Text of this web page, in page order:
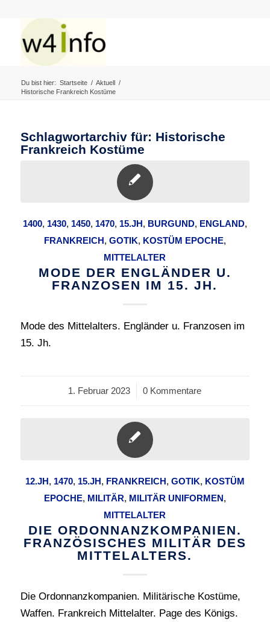
Du bist hier: Startseite / Aktuell /
Historische Frankreich Kostüme
Schlagwortarchiv für: Historische
Frankreich Kostüme
1400, 1430, 1450, 1470, 15.JH, BURGUND, ENGLAND,
FRANKREICH, GOTIK, KOSTÜM EPOCHE,
MITTELALTER
MODE DER ENGLÄNDER U.
FRANZOSEN IM 15. JH.
Mode des Mittelalters. Engländer u. Franzosen im
15. Jh.
1. Februar 2023
/ 0 Kommentare
12.JH, 1470, 15.JH, FRANKREICH, GOTIK, KOSTÜM
EPOCHE, MILITÄR, MILITÄR UNIFORMEN,
MITTELALTER
DIE ORDONNANZKOMPANIEN.
FRANZÖSISCHES MILITÄR DES
MITTELALTERS.
Die Ordonnanzkompanien. Militärische Kostüme,
Waffen. Frankreich Mittelalter. Page des Königs.